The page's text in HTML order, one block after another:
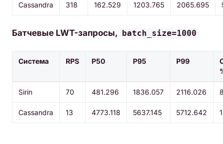
Cassandra 318 162.529 1203.765 2065.695
Батчевые LWT-запросы, batch_size=1000
Система RPS P50 P95 P99
Sirin 70 481.296 1836.057 2116.026
Cassandra 13 4773.118 5637.145 5712.642